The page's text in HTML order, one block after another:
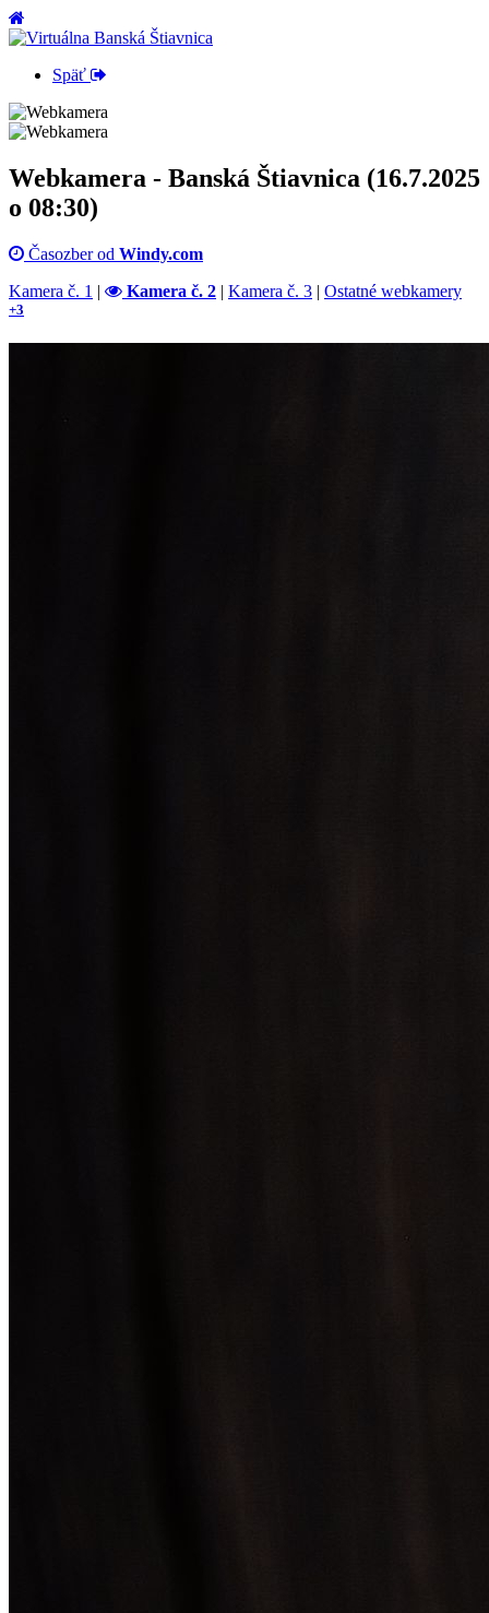
Späť
Webkamera - Banská Štiavnica (16.7.2025
o 08:30)
Časozber od Windy.com
Kamera č. 1 | Kamera č. 2 | Kamera č. 3 | Ostatné webkamery
+3